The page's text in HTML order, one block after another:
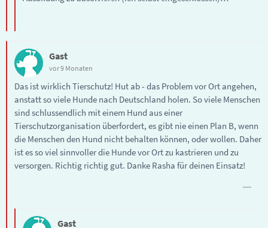
Gast
vor 9 Monaten
Das ist wirklich Tierschutz! Hut ab - das Problem vor Ort angehen,
anstatt so viele Hunde nach Deutschland holen. So viele Menschen
sind schlussendlich mit einem Hund aus einer
Tierschutzorganisation überfordert, es gibt nie einen Plan B, wenn
die Menschen den Hund nicht behalten können, oder wollen. Daher
ist es so viel sinnvoller die Hunde vor Ort zu kastrieren und zu
versorgen. Richtig richtig gut. Danke Rasha für deinen Einsatz!
Gast